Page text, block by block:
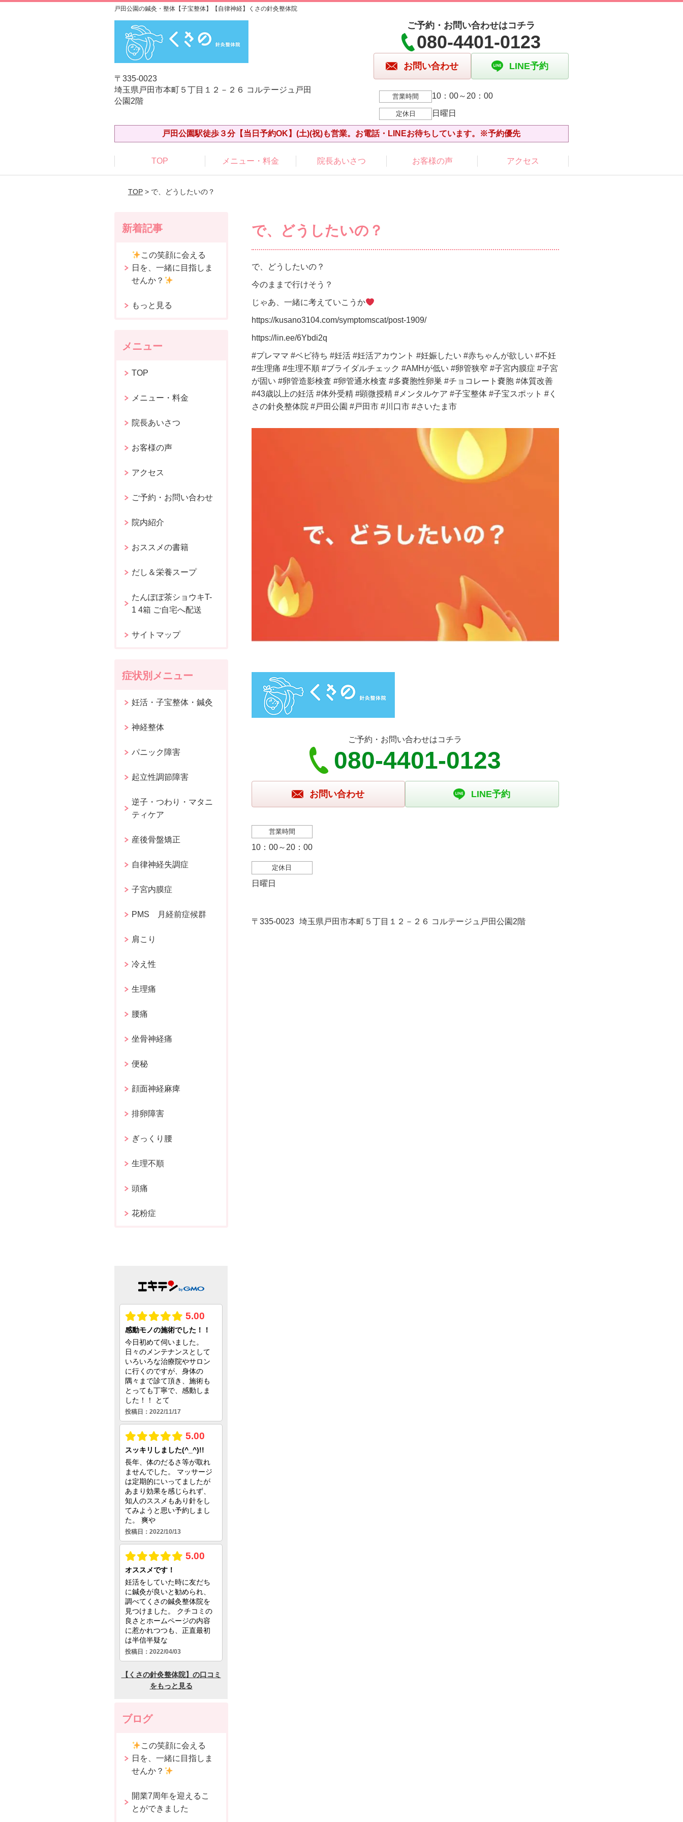
戸田公園の鍼灸・整体【子宝整体】【自律神経】くさの針灸整体院
〒335-0023
埼玉県戸田市本町５丁目１２－２６ コルテージュ戸田
公園2階
ご予約・お問い合わせはコチラ
080-4401-0123
お問い合わせ LINE予約
営業時間 10：00～20：00
定休日 日曜日
戸田公園駅徒歩３分【当日予約OK】(土)(祝)も営業。お電話・LINEお待ちしています。※予約優先
TOP メニュー・料金 院長あいさつ お客様の声 アクセス
TOP> で、どうしたいの？
で、どうしたいの？
で、どうしたいの？
今のままで行けそう？
じゃあ、一緒に考えていこうか
https://kusano3104.com/symptomscat/post-1909/
https://lin.ee/6Ybdi2q
#プレママ #ベビ待ち #妊活 #妊活アカウント #妊娠したい #赤ちゃんが欲しい #不妊
#生理痛 #生理不順 #ブライダルチェック #AMHが低い #卵管狭窄 #子宮内膜症 #子宮
が固い #卵管造影検査 #卵管通水検査 #多嚢胞性卵巣 #チョコレート嚢胞 #体質改善
#43歳以上の妊活 #体外受精 #顕微授精 #メンタルケア #子宝整体 #子宝スポット #く
さの針灸整体院 #戸田公園 #戸田市 #川口市 #さいたま市
ご予約・お問い合わせはコチラ
080-4401-0123
お問い合わせ LINE予約
営業時間
10：00～20：00
定休日
日曜日
〒335-0023 埼玉県戸田市本町５丁目１２－２６ コルテージュ戸田公園2階
新着記事
この笑顔に会える
日を、一緒に目指しま
せんか？
もっと見る
メニュー
TOP
メニュー・料金
院長あいさつ
お客様の声
アクセス
ご予約・お問い合わせ
院内紹介
おススメの書籍
だし＆栄養スープ
たんぽぽ茶ショウキT-
1 4箱 ご自宅へ配送
サイトマップ
症状別メニュー
妊活・子宝整体・鍼灸
神経整体
パニック障害
起立性調節障害
逆子・つわり・マタニ
ティケア
産後骨盤矯正
自律神経失調症
子宮内膜症
PMS 月経前症候群
肩こり
冷え性
生理痛
腰痛
坐骨神経痛
便秘
顔面神経麻痺
排卵障害
ぎっくり腰
生理不順
頭痛
花粉症
ブログ
この笑顔に会える
日を、一緒に目指しま
せんか？
開業7周年を迎えるこ
とができました